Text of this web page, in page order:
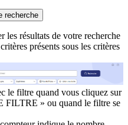
recherche
les résultats de votre recherche
présents sous les critères
le filtre quand vous cliquez sur
» ou quand le filtre se